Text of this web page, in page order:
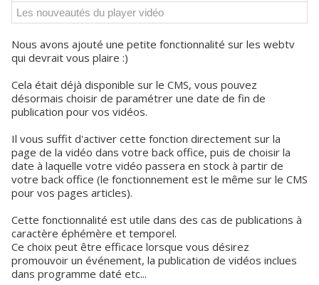
Les nouveautés du player vidéo
Nous avons ajouté une petite fonctionnalité sur les webtv
qui devrait vous plaire :)
Cela était déjà disponible sur le CMS, vous pouvez
désormais choisir de paramétrer une date de fin de
publication pour vos vidéos.
Il vous suffit d'activer cette fonction directement sur la
page de la vidéo dans votre back office, puis de choisir la
date à laquelle votre vidéo passera en stock à partir de
votre back office (le fonctionnement est le même sur le CMS
pour vos pages articles).
Cette fonctionnalité est utile dans des cas de publications à
caractère éphémère et temporel.
Ce choix peut être efficace lorsque vous désirez
promouvoir un événement, la publication de vidéos inclues
dans programme daté etc...